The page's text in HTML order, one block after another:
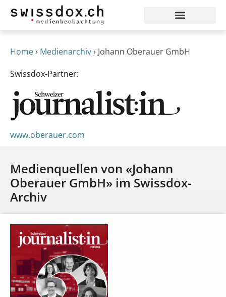
Home› Medienarchiv› Johann Oberauer GmbH
Swissdox-Partner:
www.oberauer.com
Medienquellen von «Johann
Oberauer GmbH» im Swissdox-
Archiv